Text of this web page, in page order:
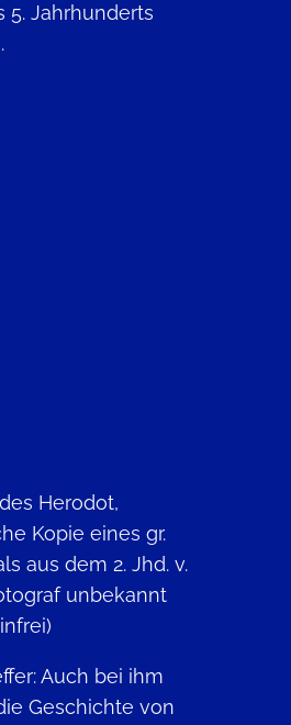
5. Jahrhunderts
Herodot,
Kopie eines gr.
aus dem 2. Jhd. v.
unbekannt
Auch bei ihm
Geschichte von